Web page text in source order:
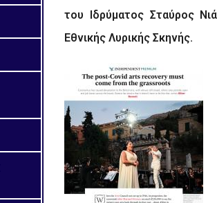
του Ιδρύματος Σταύρος
Εθνικής Λυρικής Σκηνής.